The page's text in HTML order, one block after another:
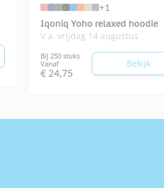
+1
Iqoniq Yoho relaxed hoodie
V.a. vrijdag 14 augustus
Bij 250 stuks
Vanaf
€ 24,75
Bekijk